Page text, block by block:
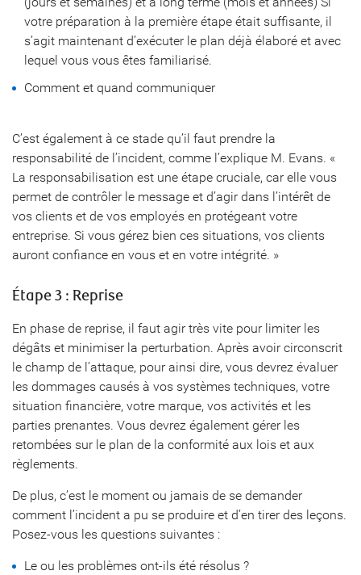
votre préparation à la première étape était suffisante, il
s’agit maintenant d’exécuter le plan déjà élaboré et avec
lequel vous vous êtes familiarisé.
Comment et quand communiquer
C’est également à ce stade qu’il faut prendre la
responsabilité de l’incident, comme l’explique M. Evans. «
La responsabilisation est une étape cruciale, car elle vous
permet de contrôler le message et d’agir dans l’intérêt de
vos clients et de vos employés en protégeant votre
entreprise. Si vous gérez bien ces situations, vos clients
auront confiance en vous et en votre intégrité. »
Étape 3 : Reprise
En phase de reprise, il faut agir très vite pour limiter les
dégâts et minimiser la perturbation. Après avoir circonscrit
le champ de l’attaque, pour ainsi dire, vous devrez évaluer
les dommages causés à vos systèmes techniques, votre
situation financière, votre marque, vos activités et les
parties prenantes. Vous devrez également gérer les
retombées sur le plan de la conformité aux lois et aux
règlements.
De plus, c’est le moment ou jamais de se demander
comment l’incident a pu se produire et d’en tirer des leçons.
Posez-vous les questions suivantes :
Le ou les problèmes ont-ils été résolus ?